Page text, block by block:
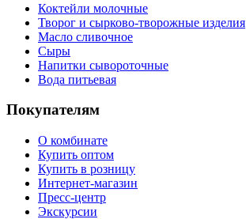
Коктейли молочные
Творог и сырково-творожные изделия
Масло сливочное
Сыры
Напитки сывороточные
Вода питьевая
Покупателям
О комбинате
Купить оптом
Купить в розницу
Интернет-магазин
Пресс-центр
Экскурсии